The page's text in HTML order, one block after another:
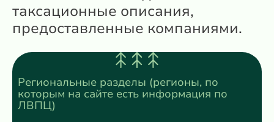
таксационные описания,
предоставленные компаниями.
Региональные разделы (регионы, по
которым на сайте есть информация по
ЛВПЦ)